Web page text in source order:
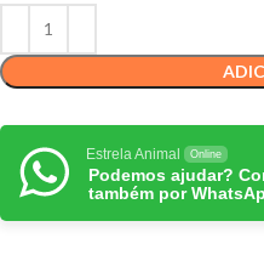
Estrela Animal Online
Podemos ajudar?
também por